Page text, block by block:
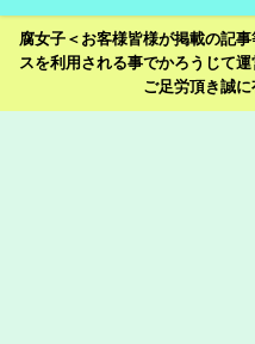
腐女子＜お客様皆様が掲載の記
スを利用される事でかろうじて
ご足労頂き誠に